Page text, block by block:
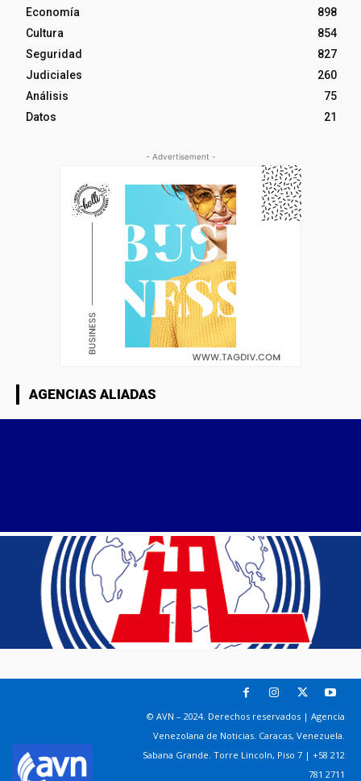
Economía
898
Cultura
854
Seguridad
827
Judiciales
260
Análisis
75
Datos
21
- Advertisement -
AGENCIAS ALIADAS
© AVN – 2024. Derechos reservados | Agencia
Venezolana de Noticias. Caracas, Venezuela.
Sabana Grande. Torre Lincoln, Piso 7 | +58 212
781 2711